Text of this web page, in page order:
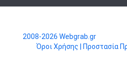
2008-2026 Webgrab.gr
Όροι Χρήσης
| Προστασία